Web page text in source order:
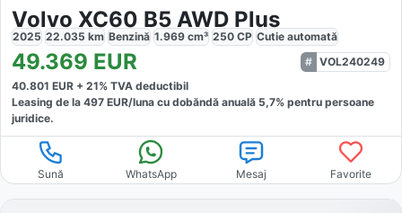
Volvo XC60 B5 AWD Plus
2025 22.035 km Benzină 1.969 cm³ 250 CP Cutie automată
49.369 EUR
VOL240249
40.801 EUR + 21% TVA deductibil
Leasing de la 497 EUR/luna cu dobăndă anuală 5,7% pentru persoane
juridice.
Sună WhatsApp Mesaj Favorite